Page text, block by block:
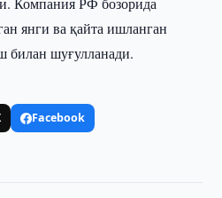
янги ва қайта ишланган
билан шуғулланади.
Facebook